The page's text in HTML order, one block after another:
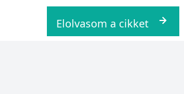
Elolvasom a cikket